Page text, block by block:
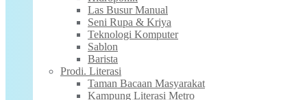
Las Busur Manual
Seni Rupa & Kriya
Teknologi Komputer
Sablon
Barista
Prodi. Literasi
Taman Bacaan Masyarakat
Kampung Literasi Metro